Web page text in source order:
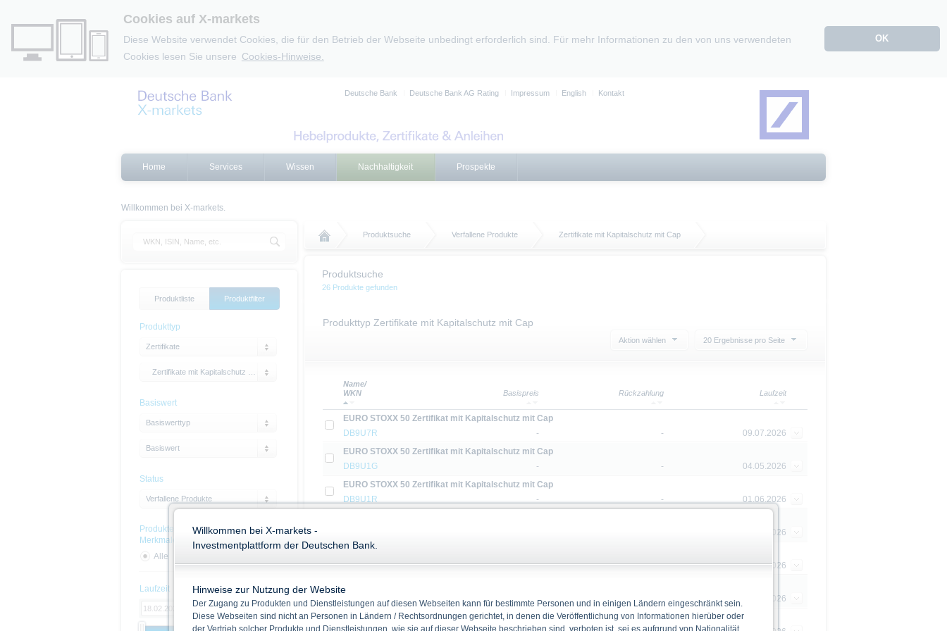
Cookies auf X-markets
Diese Website verwendet Cookies, die für den Betrieb der Webseite unbedingt erforderlich sind. Für mehr Informationen zu den von uns verwendeten
Cookies lesen Sie unsere Cookies-Hinweise.
OK
Deutsche Bank Deutsche Bank AG Rating Impressum English Kontakt
Home Services Wissen Nachhaltigkeit Prospekte
Willkommen bei X-markets.
Produktsuche Verfallene Produkte Zertifikate mit Kapitalschutz mit Cap
Produktsuche
26 Produkte gefunden
Produkttyp Zertifikate mit Kapitalschutz mit Cap
Aktion wählen 20 Ergebnisse pro Seite
Name/
WKN
Basispreis Rückzahlung Laufzeit
EURO STOXX 50 Zertifikat mit Kapitalschutz mit Cap
DB9U7R
- -
09.07.2026
EURO STOXX 50 Zertifikat mit Kapitalschutz mit Cap
DB9U1G
- -
04.05.2026
EURO STOXX 50 Zertifikat mit Kapitalschutz mit Cap
DB9U1R
- -
01.06.2026
18.05.2026
EURO STOXX 50 Zertifikat mit Kapitalschutz mit Cap
DB9U1B
- -
13.04.2026
DB2EXM
-
18.03.2026
Gold Zertifikat mit Kapitalschutz mit Cap
Produktliste Produktfilter
Produkttyp
Zertifikate
Basiswert
Basiswerttyp
Basiswert
Status
Verfallene Produkte
Produkte mit Nachhaltigskeits-
Merkmalen
Alle
Laufzeit
Willkommen bei X-markets -
Investmentplattform der Deutschen Bank.
Hinweise zur Nutzung der Website
Der Zugang zu Produkten und Dienstleistungen auf diesen Webseiten kann für bestimmte Personen und in einigen Ländern eingeschränkt sein.
Diese Webseiten sind nicht an Personen in Ländern / Rechtsordnungen gerichtet, in denen die Veröffentlichung von Informationen hierüber oder
der Vertrieb solcher Produkte und Dienstleistungen, wie sie auf dieser Webseite beschrieben sind, verboten ist, sei es aufgrund von Nationalität,